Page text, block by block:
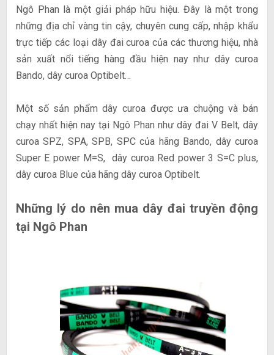
Ngô Phan là một giải pháp hữu hiệu. Đây là một trong
những địa chỉ vàng tin cậy, chuyên cung cấp, nhập khẩu
trực tiếp các loại dây đai curoa của các thương hiệu, nhà
sản xuất nổi tiếng hàng đầu hiện nay như dây curoa
Bando, dây curoa Optibelt…
Một số sản phẩm dây curoa được ưa chuộng và bán
chạy nhất hiện nay tại Ngô Phan như dây đai V Belt, dây
curoa SPZ, SPA, SPB, SPC của hãng Bando, dây curoa
Super E power M=S, dây curoa Red power 3 S=C plus,
dây curoa Blue của hãng dây curoa Optibelt.
Những lý do nên mua dây đai truyền động
tại Ngô Phan